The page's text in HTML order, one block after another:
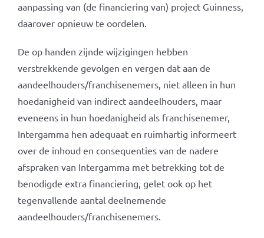
aanpassing van (de financiering van) project Guinness,
daarover opnieuw te oordelen.
De op handen zijnde wijzigingen hebben
verstrekkende gevolgen en vergen dat aan de
aandeelhouders/franchisenemers, niet alleen in hun
hoedanigheid van indirect aandeelhouders, maar
eveneens in hun hoedanigheid als franchisenemer,
Intergamma hen adequaat en ruimhartig informeert
over de inhoud en consequenties van de nadere
afspraken van Intergamma met betrekking tot de
benodigde extra financiering, gelet ook op het
tegenvallende aantal deelnemende
aandeelhouders/franchisenemers.